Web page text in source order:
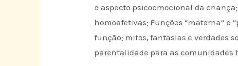
o aspecto psicoemocional da
homoafetivas; Funções “materna” e
função; mitos, fantasias e verdades
parentalidade para as comunidades